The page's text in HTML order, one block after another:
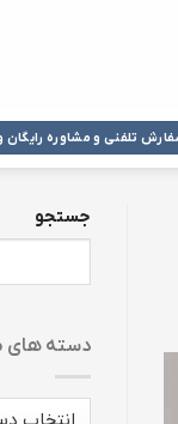
و مشاوره رایگان و پیش فاکتور :
جستجو
دسته های
دسته